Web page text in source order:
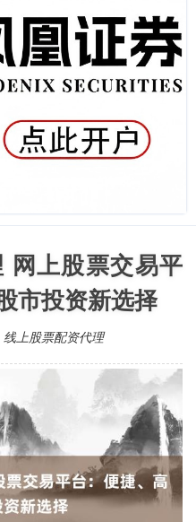
网上股票交易平
市投资新选择
线上股票配资代理